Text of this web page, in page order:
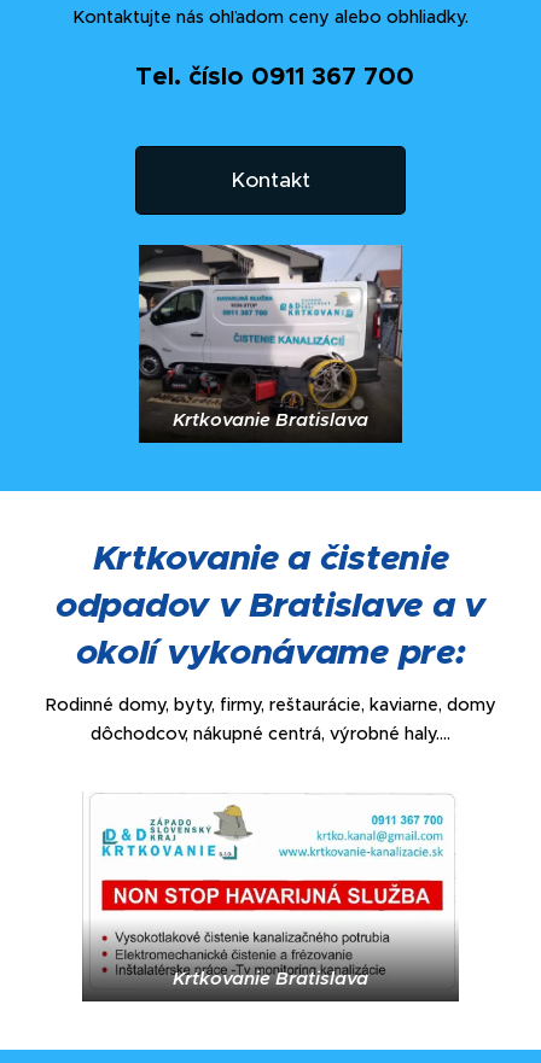
Kontaktujte nás ohľadom ceny alebo obhliadky.
Tel. číslo 0911 367 700
Kontakt
Krtkovanie Bratislava
Krtkovanie a čistenie
odpadov v Bratislave a v
okolí vykonávame pre:
Rodinné domy, byty, firmy, reštaurácie, kaviarne, domy
dôchodcov, nákupné centrá, výrobné haly....
Krtkovanie Bratislava